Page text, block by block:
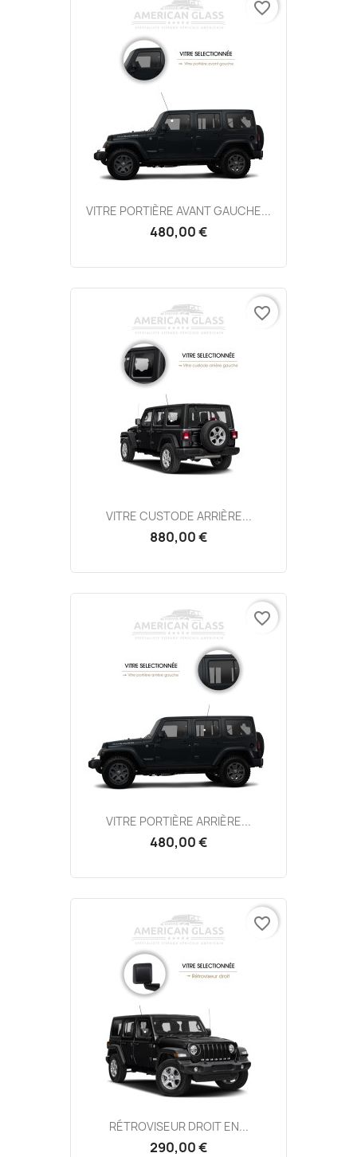
VITRE PORTIÈRE AVANT GAUCHE...
480,00 €
favorite_border
VITRE CUSTODE ARRIÈRE...
880,00 €
favorite_border
VITRE PORTIÈRE ARRIÈRE...
480,00 €
favorite_border
RÉTROVISEUR DROIT EN...
290,00 €
favorite_border